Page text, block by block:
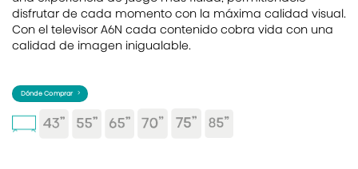
disfrutar de cada momento con la máxima calidad visual.
Con el televisor A6N cada contenido cobra vida con una
calidad de imagen inigualable.
Dónde Comprar